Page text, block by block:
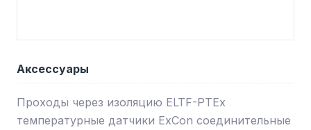
Аксессуары
Проходы через изоляцию ELTF-PTEx
температурные датчики ExCon соединительные